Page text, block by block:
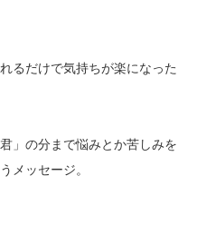
るだけで気持ちが楽になった
」の分まで悩みとか苦しみを
メッセージ。